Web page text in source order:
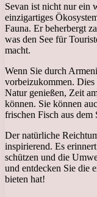
Sevan ist nicht nur ein
einzigartiges
Fauna. Er beherbergt
was den See für
macht.
Wenn Sie durch
vorbeizukommen.
Natur genießen, Zeit
können. Sie können
frischen Fisch aus dem
Der natürliche
inspirierend. Es
schützen und die
und entdecken Sie die
bieten hat!